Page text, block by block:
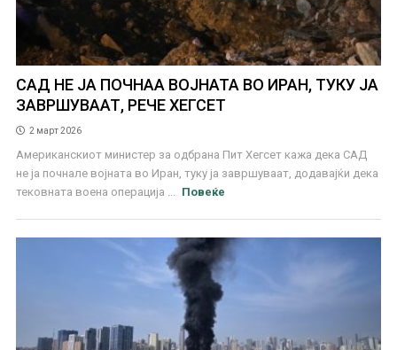
САД НЕ ЈА ПОЧНАА ВОЈНАТА ВО ИРАН, ТУКУ ЈА
ЗАВРШУВААТ, РЕЧЕ ХЕГСЕТ
2 март 2026
Американскиот министер за одбрана Пит Хегсет кажа дека САД
не ја почнале војната во Иран, туку ја завршуваат, додавајќи дека
тековната воена операција ...
Повеќе